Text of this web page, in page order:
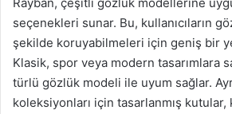
seçenekleri sunar. Bu, kullanıcıların
şekilde koruyabilmeleri için geniş bir
Klasik, spor veya modern tasarımlara
türlü gözlük modeli ile uyum sağlar.
koleksiyonları için tasarlanmış